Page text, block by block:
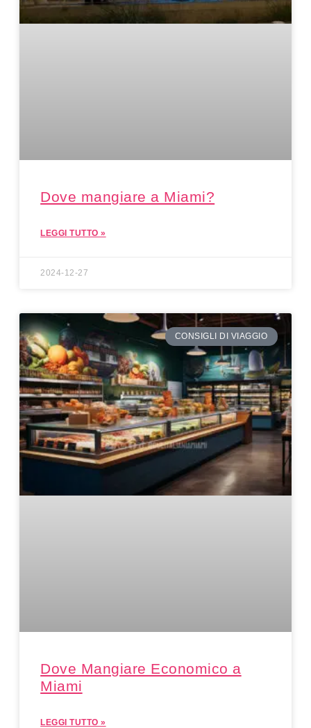
Dove mangiare a Miami?
LEGGI TUTTO »
2024-12-27
CONSIGLI DI VIAGGIO
Dove Mangiare Economico a
Miami
LEGGI TUTTO »